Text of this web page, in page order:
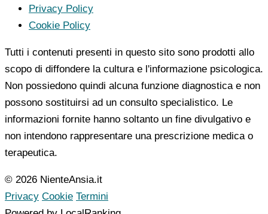
Privacy Policy
Cookie Policy
Tutti i contenuti presenti in questo sito sono prodotti allo
scopo di diffondere la cultura e l'informazione psicologica.
Non possiedono quindi alcuna funzione diagnostica e non
possono sostituirsi ad un consulto specialistico. Le
informazioni fornite hanno soltanto un fine divulgativo e
non intendono rappresentare una prescrizione medica o
terapeutica.
© 2026 NienteAnsia.it
Privacy Cookie Termini